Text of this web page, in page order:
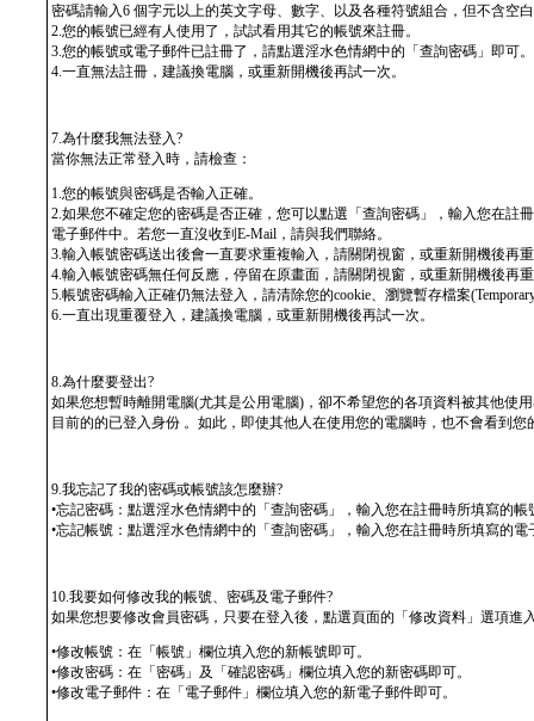
密碼請輸入6 個字元以上的英文字母、數字、以及各種符號組合，但不含空
2.您的帳號已經有人使用了，試試看用其它的帳號來註冊。
3.您的帳號或電子郵件已註冊了，請點選淫水色情網中的「查詢密碼」即可。
4.一直無法註冊，建議換電腦，或重新開機後再試一次。
7.為什麼我無法登入?
當你無法正常登入時，請檢查：
1.您的帳號與密碼是否輸入正確。
2.如果您不確定您的密碼是否正確，您可以點選「查詢密碼」，輸入您在
電子郵件中。若您一直沒收到E-Mail，請與我們聯絡。
3.輸入帳號密碼送出後會一直要求重複輸入，請關閉視窗，或重新開機後再
4.輸入帳號密碼無任何反應，停留在原畫面，請關閉視窗，或重新開機後再
5.帳號密碼輸入正確仍無法登入，請清除您的cookie、瀏覽暫存檔案
6.一直出現重覆登入，建議換電腦，或重新開機後再試一次。
8.為什麼要登出?
如果您想暫時離開電腦(尤其是公用電腦)，卻不希望您的各項資料被其他使
目前的的已登入身份 。如此，即使其他人在使用您的電腦時，也不會看到您
9.我忘記了我的密碼或帳號該怎麼辦?
•忘記密碼：點選淫水色情網中的「查詢密碼」，輸入您在註冊時所填寫的
•忘記帳號：點選淫水色情網中的「查詢密碼」，輸入您在註冊時所填寫的
10.我要如何修改我的帳號、密碼及電子郵件?
如果您想要修改會員密碼，只要在登入後，點選頁面的「修改資料」選項進
•修改帳號：在「帳號」欄位填入您的新帳號即可。
•修改密碼：在「密碼」及「確認密碼」欄位填入您的新密碼即可。
•修改電子郵件：在「電子郵件」欄位填入您的新電子郵件即可。